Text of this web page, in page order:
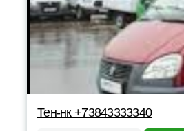
Тен-нк +73843333340